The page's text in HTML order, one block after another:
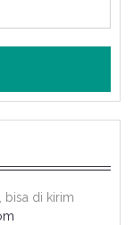
bisa di kirim